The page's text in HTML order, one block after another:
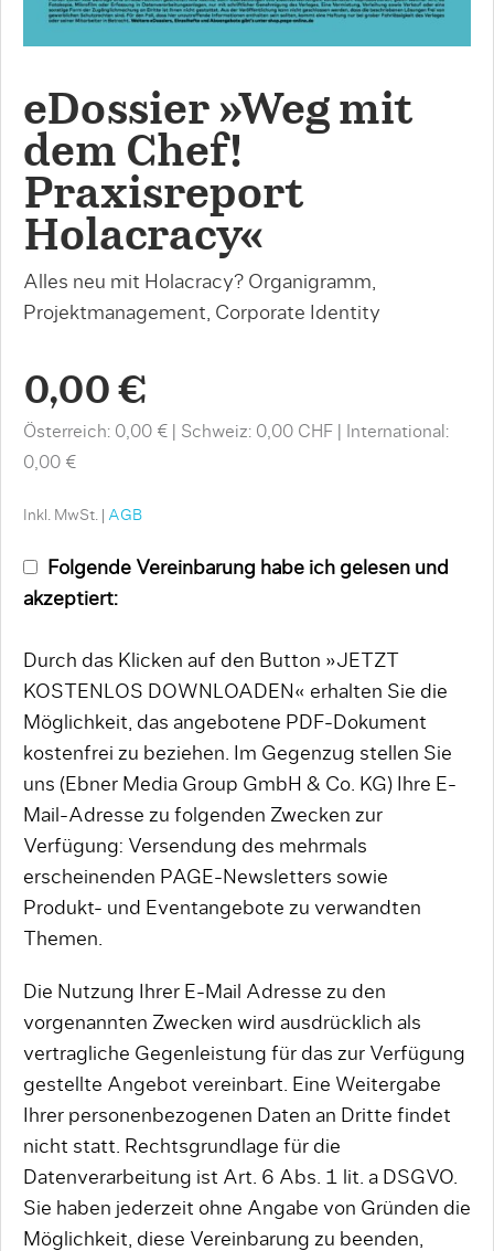
eDossier »Weg mit
dem Chef!
Praxisreport
Holacracy«
Alles neu mit Holacracy? Organigramm,
Projektmanagement, Corporate Identity
0,00 €
Österreich: 0,00 € Schweiz: 0,00 CHF
International:
0,00 €
Inkl. MwSt. | AGB
Folgende Vereinbarung habe ich gelesen und
akzeptiert:
Durch das Klicken auf den Button »JETZT
KOSTENLOS DOWNLOADEN« erhalten Sie die
Möglichkeit, das angebotene PDF-Dokument
kostenfrei zu beziehen. Im Gegenzug stellen Sie
uns (Ebner Media Group GmbH & Co. KG) Ihre E-
Mail-Adresse zu folgenden Zwecken zur
Verfügung: Versendung des mehrmals
erscheinenden PAGE-Newsletters sowie
Produkt- und Eventangebote zu verwandten
Themen.
Die Nutzung Ihrer E-Mail Adresse zu den
vorgenannten Zwecken wird ausdrücklich als
vertragliche Gegenleistung für das zur Verfügung
gestellte Angebot vereinbart. Eine Weitergabe
Ihrer personenbezogenen Daten an Dritte findet
nicht statt. Rechtsgrundlage für die
Datenverarbeitung ist Art. 6 Abs. 1 lit. a DSGVO.
Sie haben jederzeit ohne Angabe von Gründen die
Möglichkeit, diese Vereinbarung zu beenden,